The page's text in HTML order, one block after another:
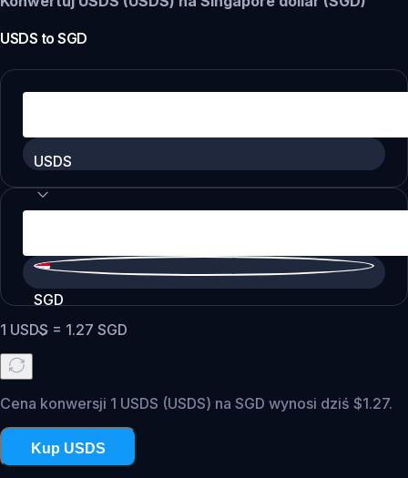
USDS toSGD
USDS
SGD
1 USDS = 1.27 SGD
Cena konwersji 1 USDS (USDS) na SGD wynosi dziś $1.27.
Kup USDS